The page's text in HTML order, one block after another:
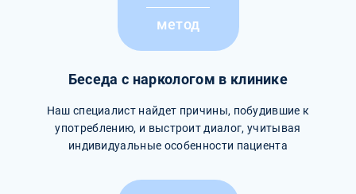
метод
Беседа с наркологом в клинике
Наш специалист найдет причины, побудившие к
употреблению, и выстроит диалог, учитывая
индивидуальные особенности пациента